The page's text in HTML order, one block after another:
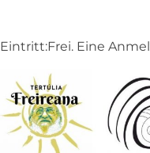
Eintritt:Frei. Eine